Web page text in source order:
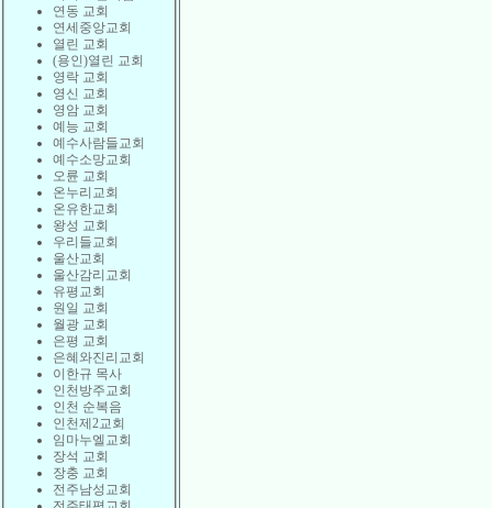
연동 교회
연세중앙교회
열린 교회
(용인)열린 교회
영락 교회
영신 교회
영암 교회
예능 교회
예수사람들교회
예수소망교회
오륜 교회
온누리교회
온유한교회
왕성 교회
우리들교회
울산교회
울산감리교회
유평교회
원일 교회
월광 교회
은평 교회
은혜와진리교회
이한규 목사
인천방주교회
인천 순복음
인천제2교회
임마누엘교회
장석 교회
장충 교회
전주남성교회